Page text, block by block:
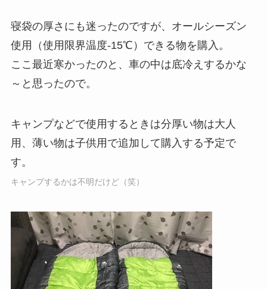
寝袋の厚さにも迷ったのですが、オールシーズン
使用（使用限界温度-15℃）できる物を購入。
ここ最近寒かったのと、車の中は底冷えするかな
～と思ったので。
キャンプなどで使用するときは分厚い物は大人
用、薄い物は子供用で追加して購入する予定で
す。
キャンプするかは不明だけど（笑）